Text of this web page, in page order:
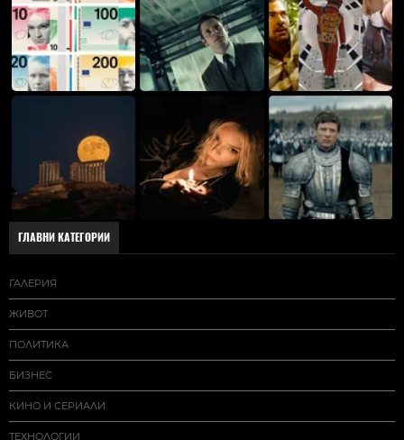
ГЛАВНИ КАТЕГОРИИ
ГАЛЕРИЯ
ЖИВОТ
ПОЛИТИКА
БИЗНЕС
КИНО И СЕРИАЛИ
ТЕХНОЛОГИИ